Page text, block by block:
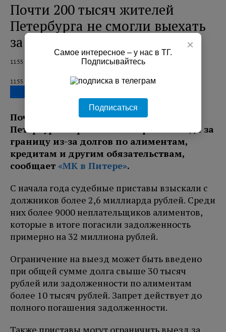
Почти 200 тысяч жителей
Петербурга не смогли выехать
за границу из-за долгов
11:55 06.08.2026
11:55 06.08.2026
Почти 197 тысяч жителей Санкт-
Петербурга ограничили в праве выезда за
границу из-за долгов по алиментам,
кредитам и другим обязательствам,
сообщает «МК в Питере».
С начала года судебные приставы взыскали с
должников более 2,6 миллиарда рублей. Среди
них более 9000 неплательщиков алиментов,
которые в итоге погасили задолженность
примерно на 32 миллиона рублей.
Ограничение на выезд может быть введено
при общей сумме долга свыше 30 тысяч
рублей или задолженности по алиментам
более 10 тысяч рублей. Запрет действует до
полного погашения задолженности.
×
Самое интересное – у нас в ТГ.
Подписывайтесь
Подписаться